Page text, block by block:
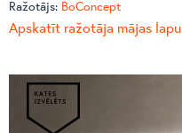
Ražotājs: BoConcept
Apskatīt ražotāja mājas lapu